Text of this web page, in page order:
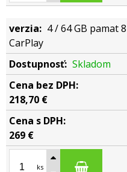
4 / 64 GB pamat
CarPlay
Skladom
218,70 €
269 €
ks